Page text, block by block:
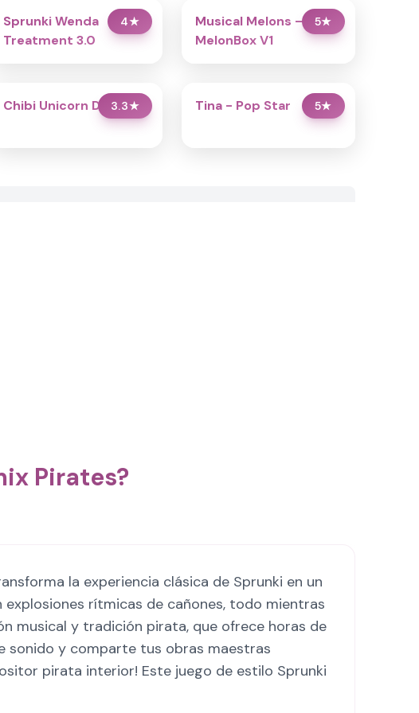
4★
Sprunki Wenda
Treatment 3.0
5★
Musical Melons –
MelonBox V1
3.3★
Chibi Unicorn Dress Up 5★
Tina - Pop Star
Pirates?
la experiencia clásica de Sprunki en un
rítmicas de cañones, todo mientras
musical y tradición pirata, que ofrece horas de
sonido y comparte tus obras maestras
pirata interior! Este juego de estilo Sprunki